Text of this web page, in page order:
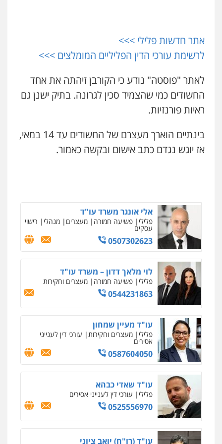
0526577766
פלילי בטחוני צבאי נזיקין
0547780927
פלילי פשע חמור תעבורה צבא מעצרים
וחקירות
0542255161
0544723840
עו"ד ראוף נג'אר
פלילי עורכי דין לענייני אסירים
סמים רכוש
0548009246
דוד אפרים משרד עורכי דין
פלילי צווארון לבן מס הכנסה מע"מ
0506209859
עדי כרמלי – חברת עו"ד
פלילי כלכלי עורכי דין לענייני אסירים
0525060666
גיא זהבי משרד עורכי דין
פלילי משפחה
503456449
אתר חדשות פלילי >>>
לרשימת עורכי הדין הפליליים המומלצים >>>
לאתר "פוסטה" נודע כי הקורבן זיהתה את אחד
החשודים כמי שהצמיד סכין לגרונה. בתיק ישנן גם
ראיות פורנזיות.
בינתיים הוארך מעצרם של החשודים עד 14 במאי,
אז יוגש נגדם כתב אישום ובקשה כאמור.
קורל קרוז – עורך דין פלילי
משפט פלילי
עו"ד עלי סעדי
פלילי
ומעצרים
עו"ד שגיא אקו
אלי אונגר משרד עו"ד
פלילי פשיעה חמורה מעצרים מנהלי רישוי
עסקים
0507302623
לוי מלאך דדון – משרד עו"ד
פלילי פשיעה חמורה מעצרים וחקירות
0544231863
עו"ד מעיין שמחון
פלילי מעצרים וחקירות עורכי דין לענייני
אסירים
0587604050
עו"ד שאדי כבהא
פלילי עורכי דין לענייני אסירים
0525556970
עו"ד (רו"ח) יואב ציוני